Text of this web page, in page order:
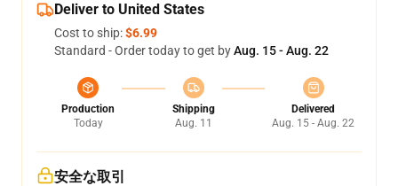
Deliver to United States
Cost to ship:$6.99
Standard - Order today to get byAug. 15 - Aug. 22
Production
Today
Shipping
Aug. 11
Delivered
Aug. 15 - Aug. 22
安全な取引